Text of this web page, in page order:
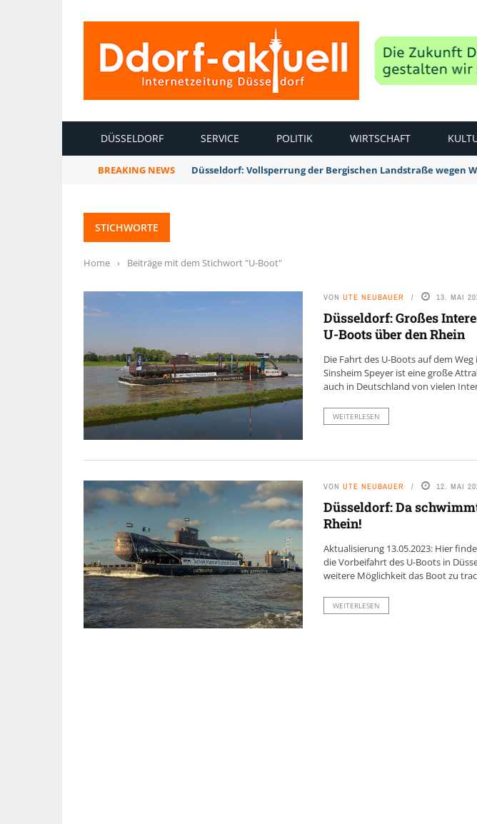
DÜSSELDORF SERVICE POLITIK WIRTSCHAFT
BREAKING NEWS Düsseldorf: Vollsperrung der Bergischen Landstraße wegen
STICHWORTE
Home › Beiträge mit dem Stichwort "U-Boot"
VON UTE NEUBAUER 13. MAI
Düsseldorf: Großes
U-Boots über den Rhein
Die Fahrt des U-Boots auf dem
Sinsheim Speyer ist eine große
auch in Deutschland von vielen
WEITERLESEN
VON UTE NEUBAUER 12. MAI
Düsseldorf: Da
Rhein!
Aktualisierung 13.05.2023: Hier
die Vorbeifahrt des U-Boots in
weitere Möglichkeit das Boot zu
WEITERLESEN